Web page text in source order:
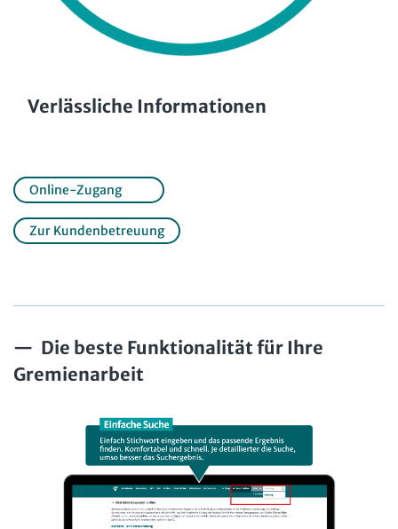
Verlässliche Informationen
Online-Zugang
Zur Kundenbetreuung
Die beste Funktionalität für Ihre
Gremienarbeit